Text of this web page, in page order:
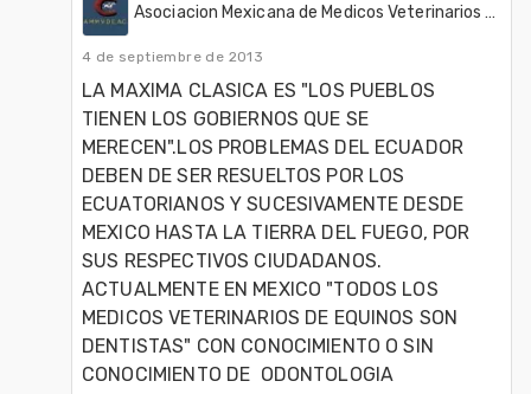
Asociacion Mexicana de Medicos Veterinarios Dentistas de Equinos, A.C. (AMMVDE)
4 de septiembre de 2013
LA MAXIMA CLASICA ES "LOS PUEBLOS
TIENEN LOS GOBIERNOS QUE SE
MERECEN".LOS PROBLEMAS DEL ECUADOR
DEBEN DE SER RESUELTOS POR LOS
ECUATORIANOS Y SUCESIVAMENTE DESDE
MEXICO HASTA LA TIERRA DEL FUEGO, POR
SUS RESPECTIVOS CIUDADANOS.
ACTUALMENTE EN MEXICO "TODOS LOS
MEDICOS VETERINARIOS DE EQUINOS SON
DENTISTAS" CON CONOCIMIENTO O SIN
CONOCIMIENTO DE  ODONTOLOGIA